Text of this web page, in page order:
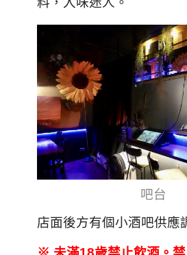
吧台
店面後方有個小酒吧供應